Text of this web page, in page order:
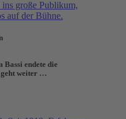
Bassi endete die
geht weiter …